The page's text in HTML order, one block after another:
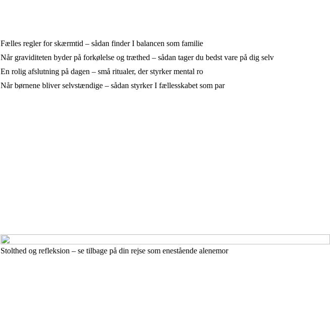
Fælles regler for skærmtid – sådan finder I balancen som familie
Når graviditeten byder på forkølelse og træthed – sådan tager du bedst vare på dig selv
En rolig afslutning på dagen – små ritualer, der styrker mental ro
Når børnene bliver selvstændige – sådan styrker I fællesskabet som par
Stolthed og refleksion – se tilbage på din rejse som enestående alenemor